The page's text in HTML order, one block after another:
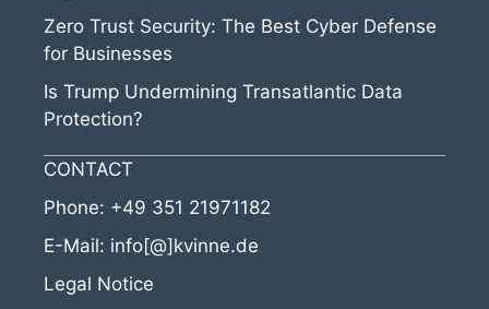
Zero Trust Security: The Best Cyber Defense
for Businesses
Is Trump Undermining Transatlantic Data
Protection?
CONTACT
Phone: +49 351 21971182
E-Mail: info[@]kvinne.de
Legal Notice